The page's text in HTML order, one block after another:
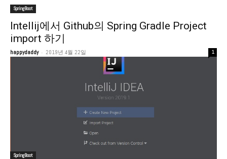
SpringBoot
Intellij에서 Github의 Spring Gradle Project
import 하기
happydaddy - 2019년 4월 22일 1
SpringBoot